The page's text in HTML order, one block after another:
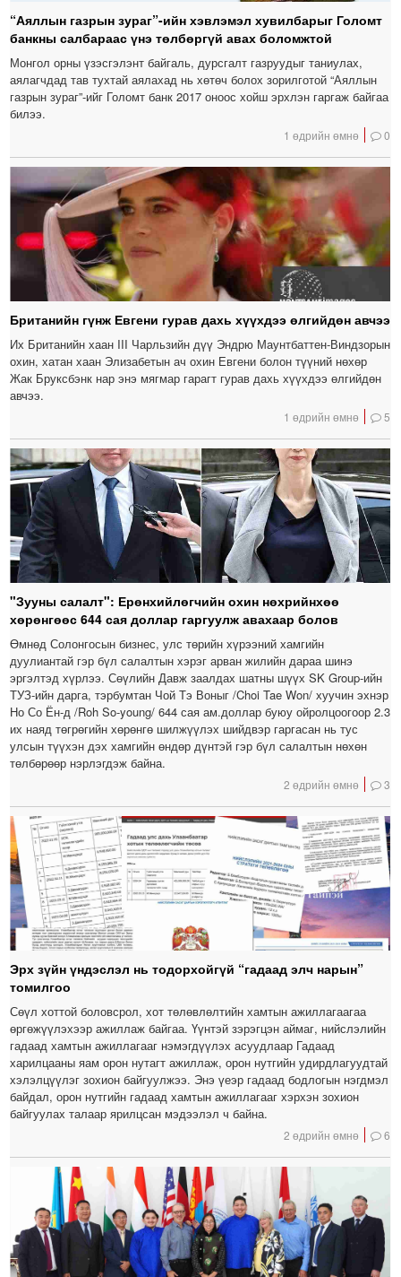
“Аяллын газрын зураг”-ийн хэвлэмэл хувилбарыг Голомт
банкны салбараас үнэ төлбөргүй авах боломжтой
Монгол орны үзэсгэлэнт байгаль, дурсгалт газруудыг таниулах,
аялагчдад тав тухтай аялахад нь хөтөч болох зорилготой “Аяллын
газрын зураг”-ийг Голомт банк 2017 оноос хойш эрхлэн гаргаж байгаа
билээ.
1 өдрийн өмнө 0
Британийн гүнж Евгени гурав дахь хүүхдээ өлгийдөн авчээ
Их Британийн хаан III Чарльзийн дүү Эндрю Маунтбаттен-Виндзорын
охин, хатан хаан Элизабетын ач охин Евгени болон түүний нөхөр
Жак Бруксбэнк нар энэ мягмар гарагт гурав дахь хүүхдээ өлгийдөн
авчээ.
1 өдрийн өмнө 5
"Зууны салалт": Ерөнхийлөгчийн охин нөхрийнхөө
хөрөнгөөс 644 сая доллар гаргуулж авахаар болов
Өмнөд Солонгосын бизнес, улс төрийн хүрээний хамгийн
дуулиантай гэр бүл салалтын хэрэг арван жилийн дараа шинэ
эргэлтэд хүрлээ. Сөүлийн Давж заалдах шатны шүүх SK Group-ийн
ТУЗ-ийн дарга, тэрбумтан Чой Тэ Воныг /Choi Tae Won/ хуучин эхнэр
Но Со Ён-д /Roh So-young/ 644 сая ам.доллар буюу ойролцоогоор 2.3
их наяд төгрөгийн хөрөнгө шилжүүлэх шийдвэр гаргасан нь тус
улсын түүхэн дэх хамгийн өндөр дүнтэй гэр бүл салалтын нөхөн
төлбөрөөр нэрлэгдэж байна.
2 өдрийн өмнө 3
Эрх зүйн үндэслэл нь тодорхойгүй “гадаад элч нарын”
томилгоо
Сөүл хоттой боловсрол, хот төлөвлөлтийн хамтын ажиллагаагаа
өргөжүүлэхээр ажиллаж байгаа. Үүнтэй зэрэгцэн аймаг, нийслэлийн
гадаад хамтын ажиллагааг нэмэгдүүлэх асуудлаар Гадаад
харилцааны яам орон нутагт ажиллаж, орон нутгийн удирдлагуудтай
хэлэлцүүлэг зохион байгуулжээ. Энэ үеэр гадаад бодлогын нэгдмэл
байдал, орон нутгийн гадаад хамтын ажиллагааг хэрхэн зохион
байгуулах талаар ярилцсан мэдээлэл ч байна.
2 өдрийн өмнө 6